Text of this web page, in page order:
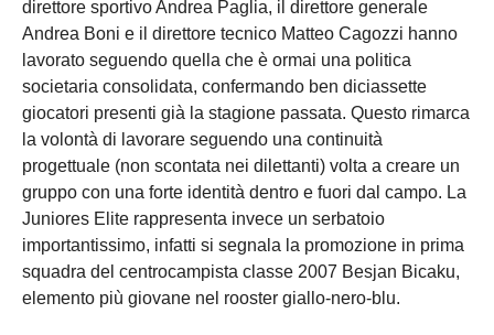
direttore sportivo Andrea Paglia, il direttore generale
Andrea Boni e il direttore tecnico Matteo Cagozzi hanno
lavorato seguendo quella che è ormai una politica
societaria consolidata, confermando ben diciassette
giocatori presenti già la stagione passata. Questo rimarca
la volontà di lavorare seguendo una continuità
progettuale (non scontata nei dilettanti) volta a creare un
gruppo con una forte identità dentro e fuori dal campo. La
Juniores Elite rappresenta invece un serbatoio
importantissimo, infatti si segnala la promozione in prima
squadra del centrocampista classe 2007 Besjan Bicaku,
elemento più giovane nel rooster giallo-nero-blu.